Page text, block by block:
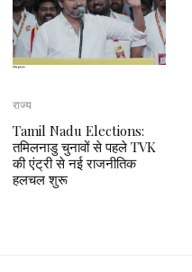
राज्य
Tamil Nadu Elections:
तमिलनाडु चुनावों से पहले TVK
की एंट्री से नई राजनीतिक
हलचल शुरू